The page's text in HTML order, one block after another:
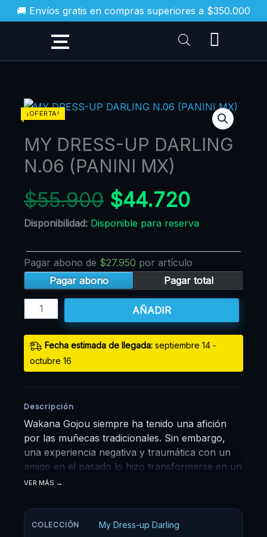
🚚 Envíos gratis en compras superiores a $350.000
al
¡OFERTA!
MY DRESS-UP DARLING
N.06 (PANINI MX)
$55.900 $44.720
Disponibilidad: Disponible para reserva
Pagar abono de $27.950 por artículo
Pagar abono
Pagar total
MY
DRESS-
UP
DARLING
N.06
(PANINI
MX)
cantidad
AÑADIR
Fecha estimada de llegada: septiembre 14 -
octubre 16
Descripción
Wakana Gojou siempre ha tenido una afición
por las muñecas tradicionales. Sin embargo,
una experiencia negativa y traumática con un
amigo en el pasado lo hizo transformarse en un
chico solitario que pasa sus días en el salón de
preciosa Marin Kitagawa, una joven que
siempre va a la moda y no le importa lo que
VER MÁS
COLECCIÓN My Dress-up Darling